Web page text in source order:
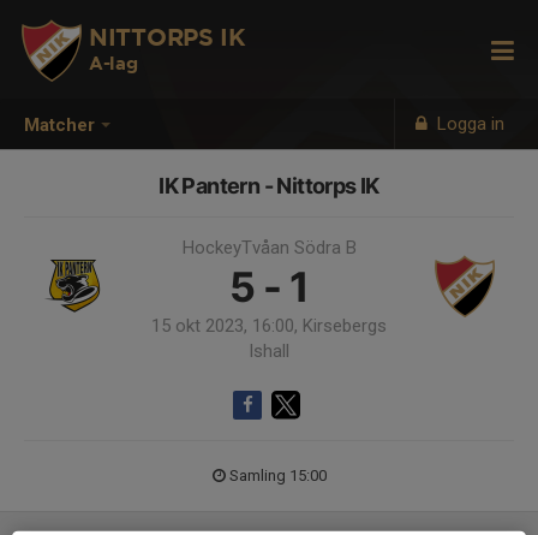
Matcher Logga in
NITTORPS IK
A-lag
IK Pantern - Nittorps IK
HockeyTvåan Södra B
5 - 1
15 okt 2023, 16:00, Kirsebergs
Ishall
Samling 15:00